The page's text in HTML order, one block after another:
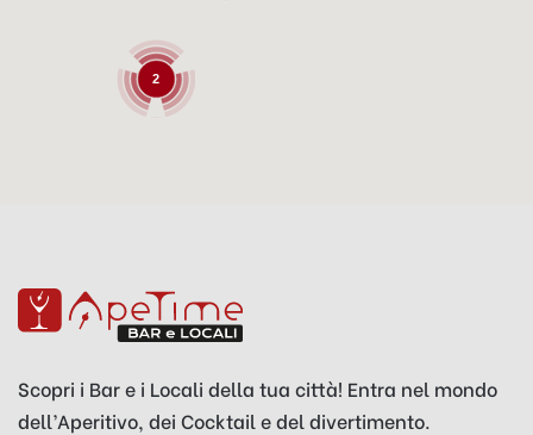
2
Scopri i Bar e i Locali della tua città! Entra nel mondo
dell’Aperitivo, dei Cocktail e del divertimento.